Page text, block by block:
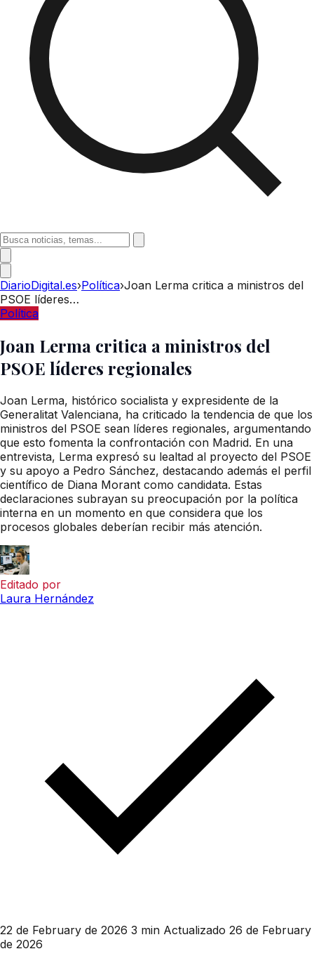
DiarioDigital.es›Política›Joan Lerma critica a ministros del
PSOE líderes…
Política
Joan Lerma critica a ministros del
PSOE líderes regionales
Joan Lerma, histórico socialista y expresidente de la
Generalitat Valenciana, ha criticado la tendencia de que los
ministros del PSOE sean líderes regionales, argumentando
que esto fomenta la confrontación con Madrid. En una
entrevista, Lerma expresó su lealtad al proyecto del PSOE
y su apoyo a Pedro Sánchez, destacando además el perfil
científico de Diana Morant como candidata. Estas
declaraciones subrayan su preocupación por la política
interna en un momento en que considera que los
procesos globales deberían recibir más atención.
Editado por
Laura Hernández
22 de February de 2026 3 min Actualizado 26 de February
de 2026